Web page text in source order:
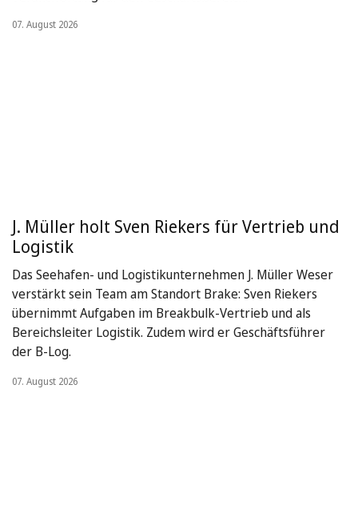
07. August 2026
J. Müller holt Sven Riekers für Vertrieb und
Logistik
Das Seehafen- und Logistikunternehmen J. Müller Weser
verstärkt sein Team am Standort Brake: Sven Riekers
übernimmt Aufgaben im Breakbulk-Vertrieb und als
Bereichsleiter Logistik. Zudem wird er Geschäftsführer
der B-Log.
07. August 2026